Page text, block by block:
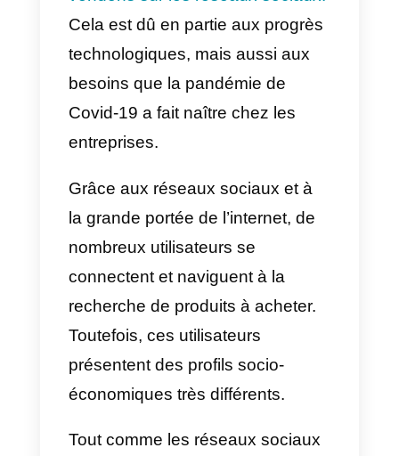
Ces dernières années, nous
avons assisté à une
transformation sur le plan
numériquequi a totalement
vendons sur les réseaux
Cela est dû en partie aux progrès
technologiques, mais aussi aux
besoins que la pandémie de
Covid-19 a fait naître chez les
entreprises.
Grâce aux réseaux sociaux et à